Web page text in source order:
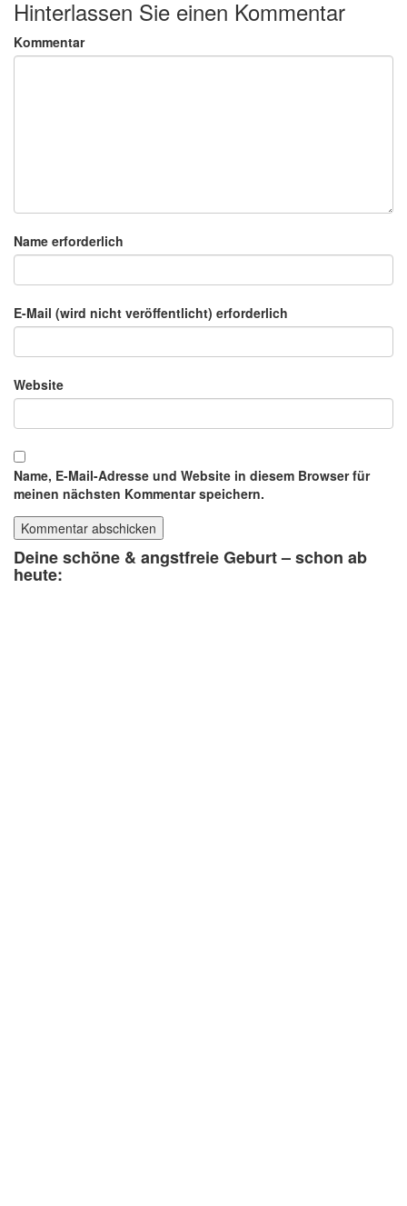
Hinterlassen Sie einen Kommentar
Kommentar
Name erforderlich
E-Mail (wird nicht veröffentlicht) erforderlich
Website
Name, E-Mail-Adresse und Website in diesem Browser für
meinen nächsten Kommentar speichern.
Deine schöne & angstfreie Geburt – schon ab
heute: